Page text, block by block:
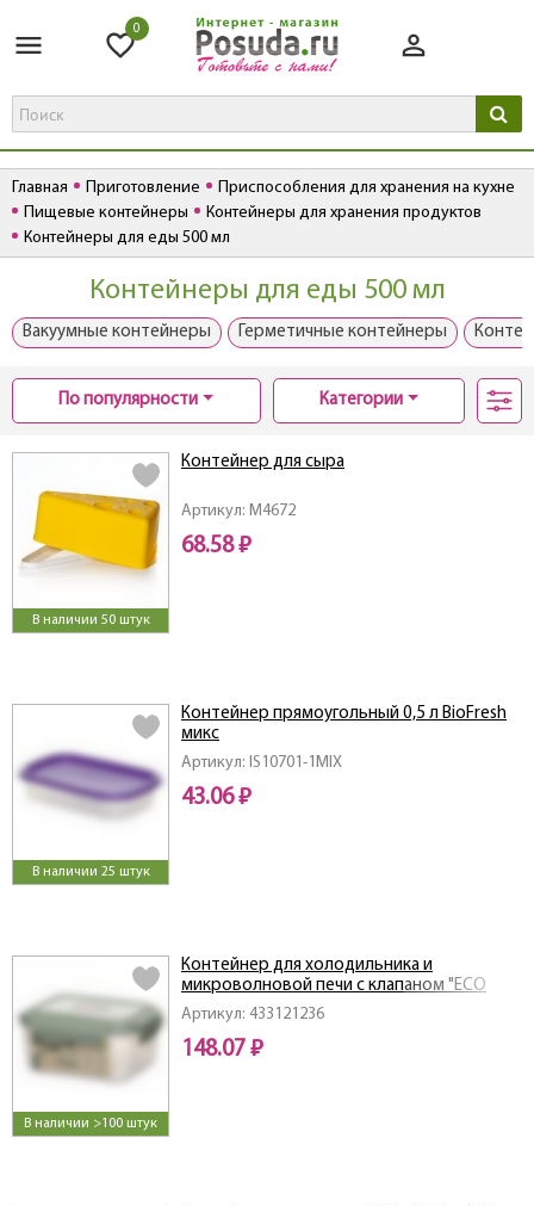
0
Главная Приготовление
Приспособления для хранения на кухне
Пищевые контейнеры
Контейнеры для хранения продуктов
Контейнеры для еды 500 мл
Контейнеры для еды 500 мл
Вакуумные контейнеры Герметичные контейнеры
По популярности Категории
В наличии 50 штук
Артикул: M4672
Контейнер для сыра
68.58 ₽
В наличии 25 штук
Артикул: IS10701-1MIX
Контейнер прямоугольный 0,5 л BioFresh
микс
43.06 ₽
В наличии >100 штук
Артикул: 433121236
Контейнер для холодильника и
микроволновой печи с клапаном "ECO
STYLE" 0,5л (Зеленый флэк)
148.07 ₽